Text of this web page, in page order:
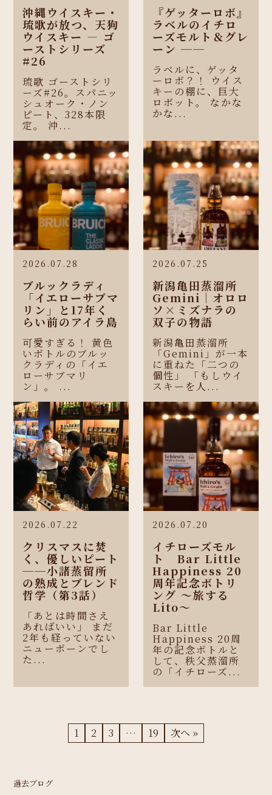
沖縄ウイスキー・
琉歌が放つ、天狗
ウイスキー ― ゴ
ーストシリーズ
#26
琉歌 ゴーストシリ
ーズ#26。スパニッ
シュオーク・ノン
ピート、328本限
定。 沖...
『ゲッターロボ』
ラベルのイチロ
ーズモルト＆グレ
ーン ──
ラベルに、ゲッタ
ーロボ？！ ウイス
キーの棚に、巨大
ロボット。 なかな
かな...
2026.07.28
ブルックラディ
「イエローサブマ
リン」と17年く
らい前のアイラ島
可愛すぎる！ 黄色
いボトルのブルッ
クラディの「イエ
ローサブマリ
ン」。 ...
2026.07.25
新潟亀田蒸溜所
Gemini｜オロロ
ソ×ミズナラの
双子の物語
新潟亀田蒸溜所
「Gemini」が一本
に重ねた「二つの
個性」 「もしウイ
スキーを人...
2026.07.22
クリスマスに焚
く、優しいピート
──小諸蒸留所
の熟成とブレンド
哲学（第3話）
「あとは時間さえ
あればいい」 まだ
2年も経っていない
ニューボーンでし
た...
2026.07.20
イチローズモル
ト Bar Little
Happiness 20
周年記念ボトリ
ング 〜旅する
Lito〜
Bar Little
Happiness 20周
年の記念ボトルと
して、秩父蒸溜所
の「イチローズ...
1 2 3 … 19 次へ »
過去ブログ